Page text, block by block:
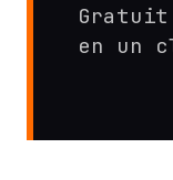
en un